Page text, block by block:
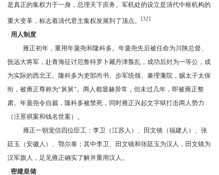
是真正的集权力于一身，总理天下庶务。军机处的设立是清代中枢机构的
重大变革，标志着清代君主集权发展到了顶点。 [32]
· 用人制度
雍正初年，重用年羹尧和隆科多。年羹尧先后被任命为 川陕总督、
抚远大将军 ，赴青海征讨厄鲁特罗卜藏丹津叛乱，成功后封为一等公，成
为实际的西北王。隆科多为吏部尚书、 步军统领、兼理藩院 ，赐太子太保
衔，被雍正尊称为“舅舅”。两人都显赫异常，但未过几年，即被雍正整
肃。年羹尧令自裁，隆科多被禁死，同时雍正兴起文字狱打击两人势力
（汪景祺案和钱名世案）。
雍正一朝宠信四位臣工： 李卫 （江苏人）、 田文镜 （福建人）、 张
廷玉 （安徽人）、 鄂尔泰 ；其中李卫、田文镜和张廷玉为汉人，田文镜为
汉军旗人，足见雍正确实了解并重用汉人。
· 密建皇储